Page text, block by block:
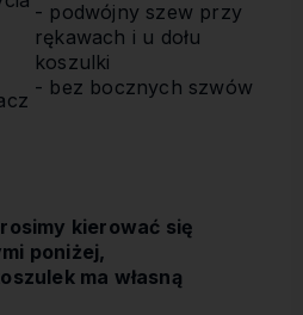
- podwójny szew przy
rękawach i u dołu
koszulki
- bez bocznych szwów
kierować się
poniżej,
ma własną